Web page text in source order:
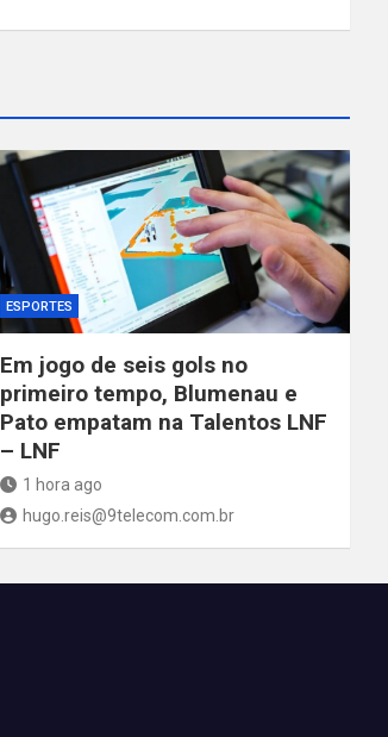
ESPORTES
Em jogo de seis gols no
primeiro tempo, Blumenau e
Pato empatam na Talentos LNF
– LNF
1 hora ago
hugo.reis@9telecom.com.br